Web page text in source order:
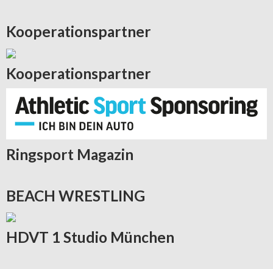
Kooperationspartner
Kooperationspartner
Ringsport Magazin
BEACH WRESTLING
HDVT 1 Studio München